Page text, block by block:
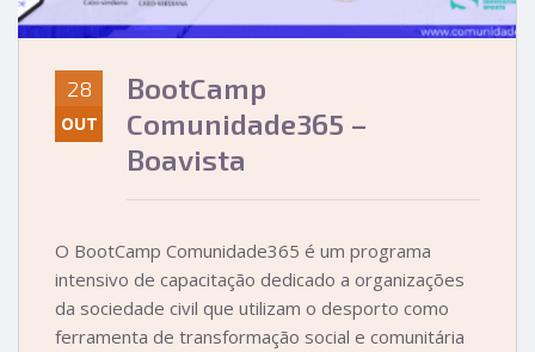
28
OUT
BootCamp
Comunidade365 –
Boavista
O BootCamp Comunidade365 é um programa
intensivo de capacitação dedicado a organizações
da sociedade civil que utilizam o desporto como
ferramenta de transformação social e comunitária